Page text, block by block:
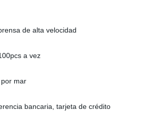
de alta velocidad
a vez
mar
bancaria, tarjeta de crédito